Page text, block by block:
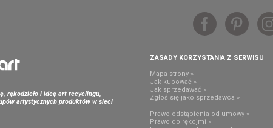
rękodzieło i ideę art recyclingu,
artystycznych produktów w sieci
ZASADY KORZYSTANIA Z SERWISU
Mapa strony »
Jak kupować »
Jak sprzedawać »
Zgłoś się jako sprzedawca »
Prawo odstąpienia od umowy »
Prawo do rękojmi »